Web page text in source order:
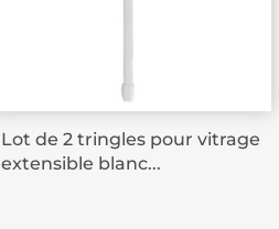
Lot de 2 tringles pour vitrage
extensible blanc...